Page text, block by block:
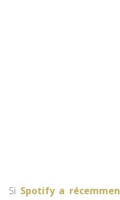
Si Spotify a